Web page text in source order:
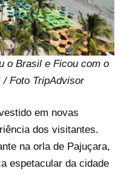
o Brasil e Ficou com o
/ Foto TripAdvisor
em novas
dos visitantes.
na orla de Pajuçara,
espetacular da cidade